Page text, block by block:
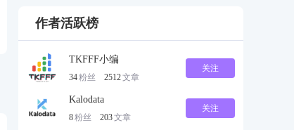
作者活跃榜
TKFFF小编
34粉丝 2512文章
关注
Kalodata
8粉丝 203文章
关注